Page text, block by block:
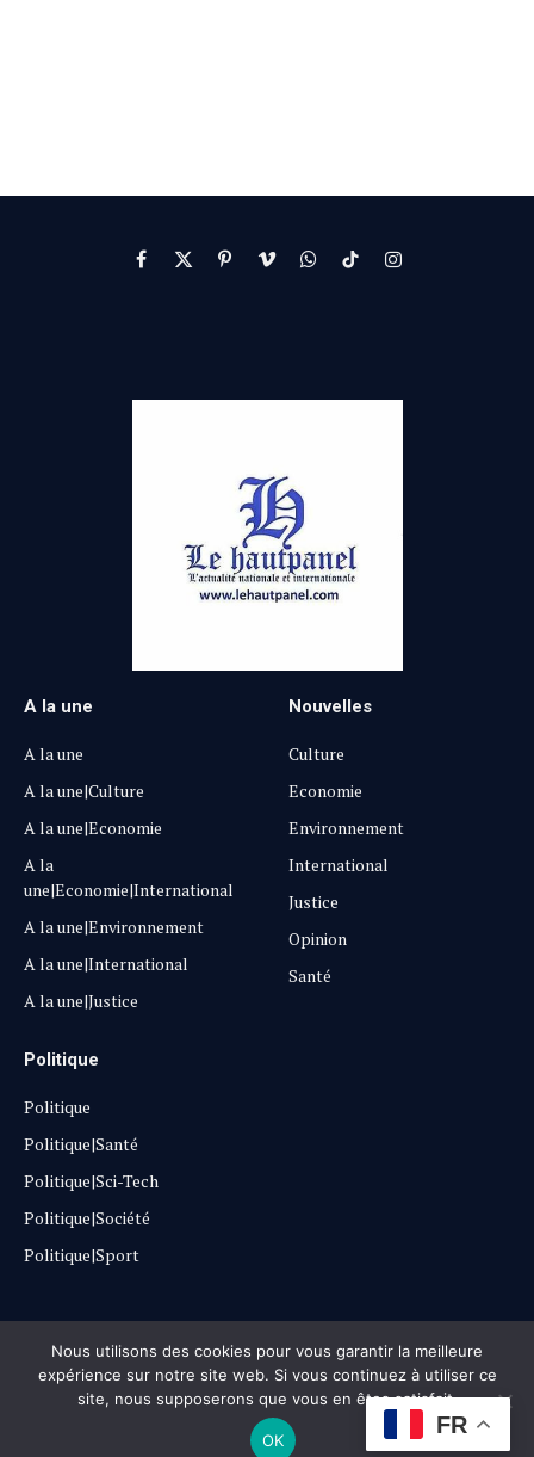
Facebook
X
PinterestVimeoWhatsApp
TikTokInstagram
A la une
A la une
A la une|Culture
A la une|Economie
A la
une|Economie|International
A la une|Environnement
A la une|International
A la une|Justice
Nouvelles
Culture
Economie
Environnement
International
Justice
Opinion
Santé
Politique
Politique
Politique|Santé
Politique|Sci-Tech
Politique|Société
Politique|Sport
Copyright © 2025Lehautpanel
Confidentialité Contact Don
FR
Nous utilisons des cookies pour vous garantir la meilleure
expérience sur notre site web. Si vous continuez à utiliser ce
site, nous supposerons que vous en êtes satisfait.
OK